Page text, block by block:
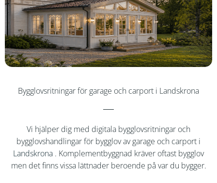
Bygglovsritningar för garage och carport i Landskrona
Vi hjälper dig med digitala bygglovsritningar och
bygglovshandlingar för bygglov av garage och carport i
Landskrona . Komplementbyggnad kräver oftast bygglov
men det finns vissa lättnader beroende på var du bygger.